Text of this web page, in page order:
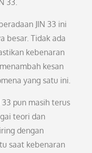
33.
JIN 33 ini
besar. Tidak ada
kebenaran
kesan
yang satu ini.
pun masih terus
teori dan
dengan
saat kebenaran